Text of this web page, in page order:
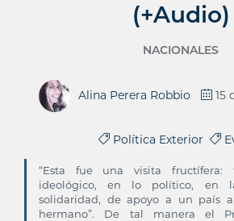
(+Audio)
NACIONALES
Alina Perera Robbio 15
Política Exterior
“Esta fue una visita fructífera:
ideológico, en lo político, en
solidaridad, de apoyo a un país
hermano”. De tal manera el